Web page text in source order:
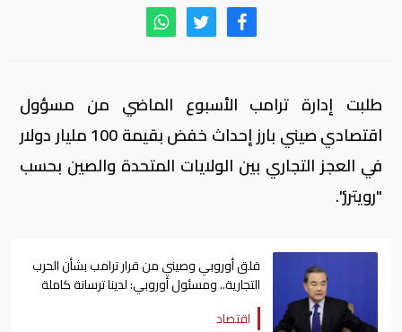
طلبت إدارة ترامب الأسبوع الماضي من مسؤول
اقتصادي صيني بارز إحداث خفض بقيمة 100 مليار دولار
في العجز التجاري بين الولايات المتحدة والصين بحسب
"رويترز".
قلق أوروبي وصيني من قرار ترامب بشأن الحرب
التجارية.. ومسئول أوروبي: لدينا ترسانة كاملة
للرد
اقتصاد